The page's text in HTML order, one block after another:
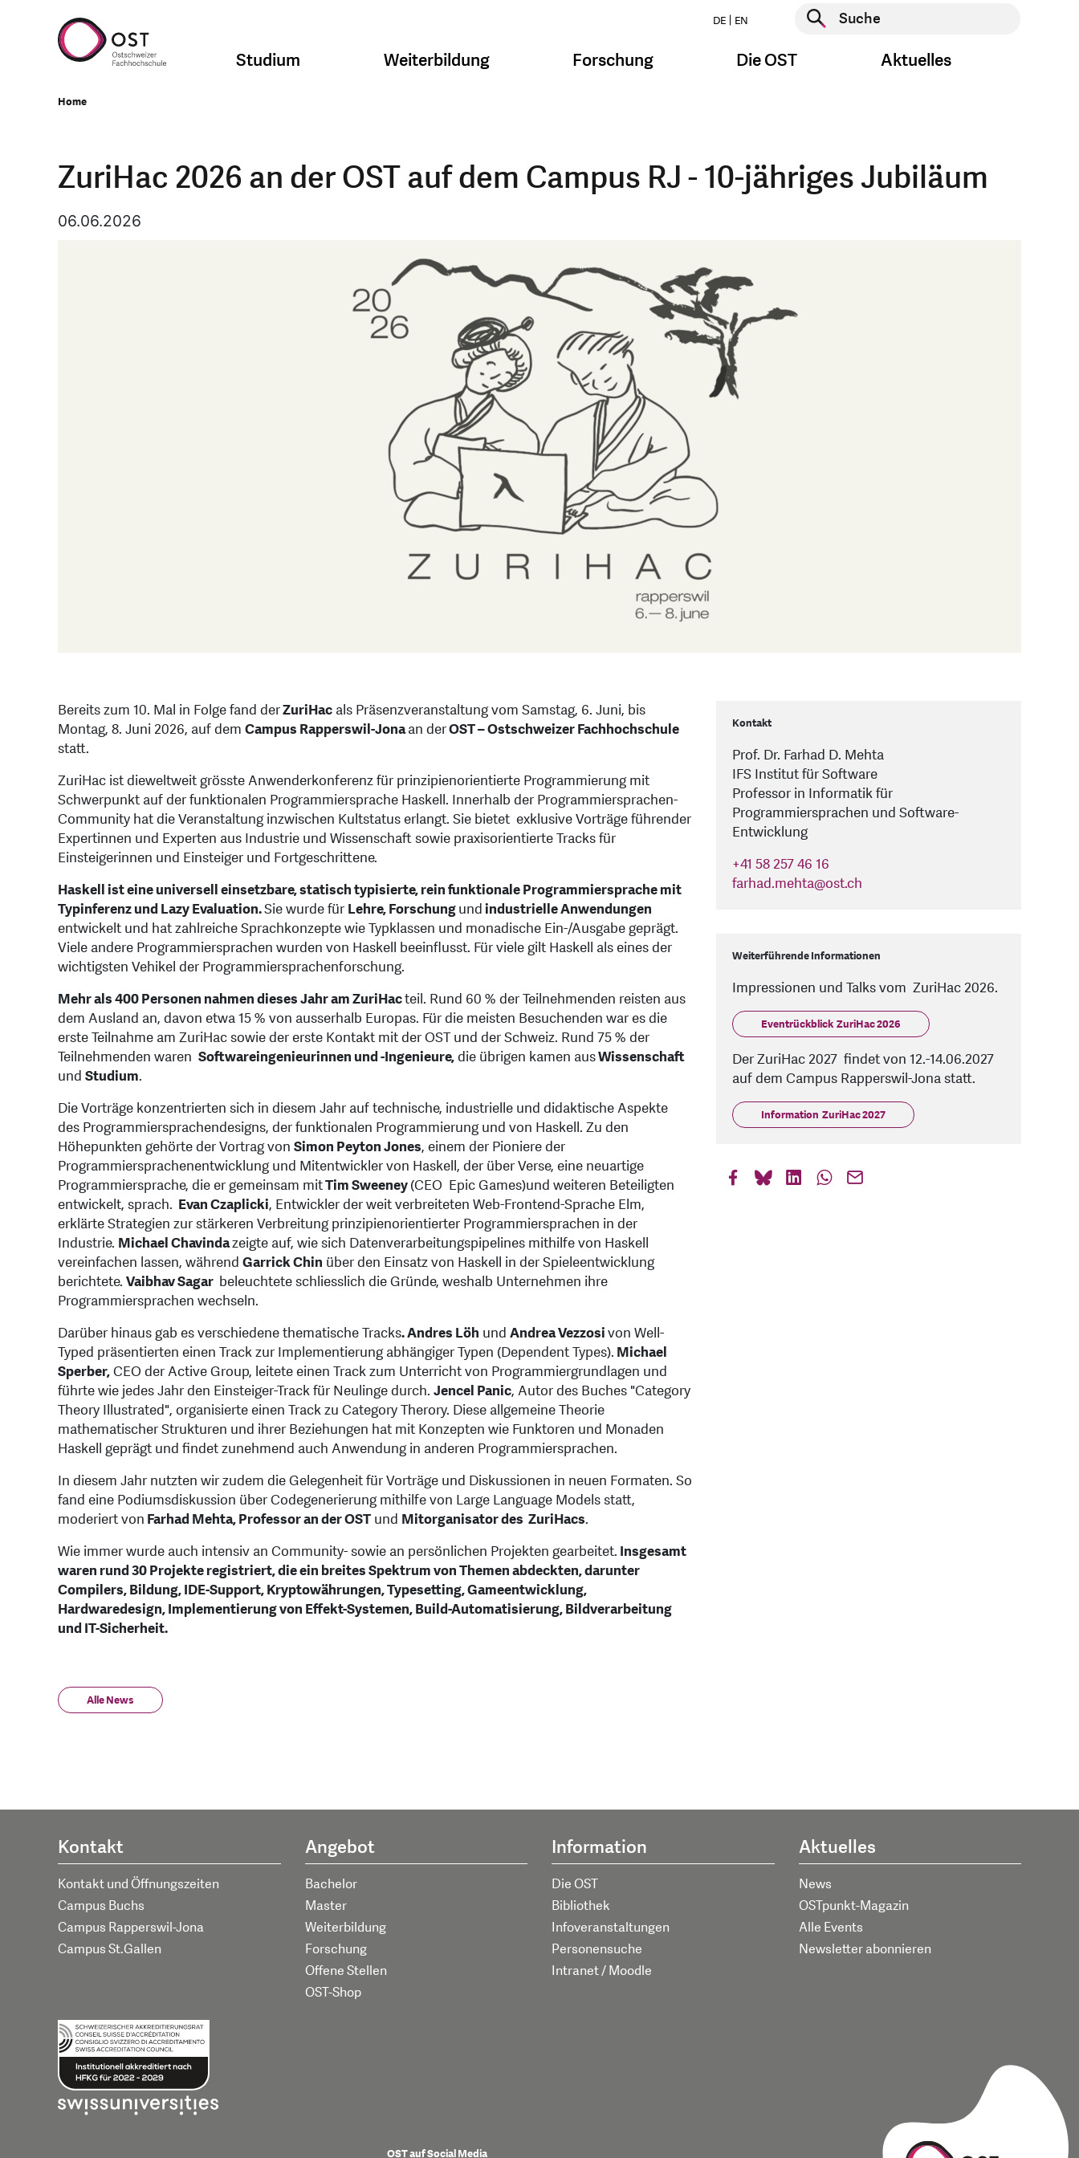
DE EN
Suche starten
Studium Weiterbildung Forschung Die OST Aktuelles
Home
ZuriHac 2026 an der OST auf dem Campus RJ - 10-jähriges Jubiläum
06.06.2026
Bereits zum 10. Mal in Folge fand derZuriHac als Präsenzveranstaltung vom Samstag, 6. Juni, bis
Montag, 8. Juni 2026, auf dem Campus Rapperswil-Jonaan derOST – Ostschweizer Fachhochschule
statt.
ZuriHac ist dieweltweit grösste Anwenderkonferenz für prinzipienorientierte Programmierung mit
Schwerpunkt auf der funktionalen Programmiersprache Haskell. Innerhalb der Programmiersprachen-
Community hat die Veranstaltung inzwischen Kultstatus erlangt. Sie bietet exklusive Vorträge führender
Expertinnen und Experten aus Industrie und Wissenschaft sowie praxisorientierte Tracks für
Einsteigerinnen und Einsteiger und Fortgeschrittene.
Haskell ist eine universell einsetzbare, statisch typisierte, rein funktionale Programmiersprache mit
Typinferenz und Lazy Evaluation.Sie wurde für Lehre, Forschungundindustrielle Anwendungen
entwickelt und hat zahlreiche Sprachkonzepte wie Typklassen und monadische Ein-/Ausgabe geprägt.
Viele andere Programmiersprachen wurden von Haskell beeinflusst. Für viele gilt Haskell als eines der
wichtigsten Vehikel der Programmiersprachenforschung.
Mehr als 400 Personen nahmen dieses Jahr am ZuriHacteil. Rund 60 % der Teilnehmenden reisten aus
dem Ausland an, davon etwa 15 % von ausserhalb Europas. Für die meisten Besuchenden war es die
erste Teilnahme am ZuriHac sowie der erste Kontakt mit der OST und der Schweiz. Rund 75 % der
Teilnehmenden waren Softwareingenieurinnen und -Ingenieure,die übrigen kamen ausWissenschaft
und Studium.
Die Vorträge konzentrierten sich in diesem Jahr auf technische, industrielle und didaktische Aspekte
des Programmiersprachendesigns, der funktionalen Programmierung und von Haskell. Zu den
Höhepunkten gehörte der Vortrag von Simon Peyton Jones, einem der Pioniere der
Programmiersprachenentwicklung und Mitentwickler von Haskell, der über Verse, eine neuartige
Programmiersprache, die er gemeinsam mitTim Sweeney(CEO Epic Games)und weiteren Beteiligten
entwickelt, sprach. Evan Czaplicki, Entwickler der weit verbreiteten Web-Frontend-Sprache Elm,
erklärte Strategien zur stärkeren Verbreitung prinzipienorientierter Programmiersprachen in der
Industrie. Michael Chavindazeigte auf, wie sich Datenverarbeitungspipelines mithilfe von Haskell
vereinfachen lassen, während Garrick Chin über den Einsatz von Haskell in der Spieleentwicklung
berichtete. Vaibhav Sagar beleuchtete schliesslich die Gründe, weshalb Unternehmen ihre
Programmiersprachen wechseln.
Darüber hinaus gab es verschiedene thematische Tracks. Andres Löh und Andrea Vezzosivon Well-
Typed präsentierten einen Track zur Implementierung abhängiger Typen (Dependent Types). Michael
Sperber,CEO der Active Group, leitete einen Track zum Unterricht von Programmiergrundlagen und
führte wie jedes Jahr den Einsteiger-Track für Neulinge durch. Jencel Panic, Autor des Buches "Category
Theory Illustrated", organisierte einen Track zu Category Therory. Diese allgemeine Theorie
mathematischer Strukturen und ihrer Beziehungen hat mit Konzepten wie Funktoren und Monaden
Haskell geprägt und findet zunehmend auch Anwendung in anderen Programmiersprachen.
In diesem Jahr nutzten wir zudem die Gelegenheit für Vorträge und Diskussionen in neuen Formaten. So
fand eine Podiumsdiskussion über Codegenerierung mithilfe von Large Language Models statt,
moderiert von Farhad Mehta, Professor an der OST und Mitorganisator des ZuriHacs.
Wie immer wurde auch intensiv an Community- sowie an persönlichen Projekten gearbeitet. Insgesamt
waren rund 30 Projekte registriert, die ein breites Spektrum von Themen abdeckten, darunter
Compilers, Bildung, IDE-Support, Kryptowährungen, Typesetting, Gameentwicklung,
Hardwaredesign, Implementierung von Effekt-Systemen, Build-Automatisierung, Bildverarbeitung
und IT-Sicherheit.
Alle News
Kontakt
Prof. Dr. Farhad D. Mehta
IFS Institut für Software
Professor in Informatik für
Programmiersprachen und Software-
Entwicklung
+41 58 257 46 16
farhad.mehta@ost.ch
Weiterführende Informationen
Impressionen und Talks vom ZuriHac 2026.
Eventrückblick ZuriHac 2026
Der ZuriHac 2027 findet von 12.-14.06.2027
auf dem Campus Rapperswil-Jona statt.
Information ZuriHac 2027
Kontakt
Kontakt und Öffnungszeiten
Campus Buchs
Campus Rapperswil-Jona
Campus St.Gallen
Angebot
Bachelor
Master
Weiterbildung
Forschung
Offene Stellen
OST-Shop
Information
Die OST
Bibliothek
Infoveranstaltungen
Personensuche
Intranet / Moodle
Aktuelles
News
OSTpunkt-Magazin
Alle Events
Newsletter abonnieren
OST auf Social Media